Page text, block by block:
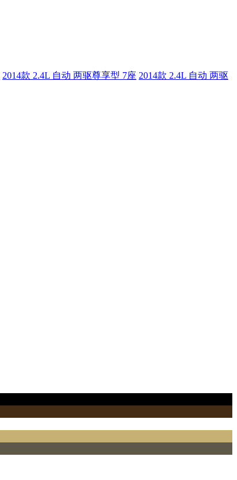
2014款 2.4L 自动 两驱尊享型 7座 2014款 2.4L 自动 两驱